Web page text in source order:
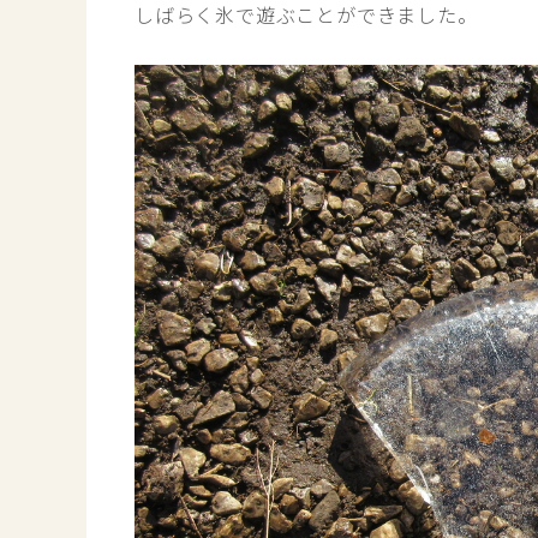
しばらく氷で遊ぶことができました。